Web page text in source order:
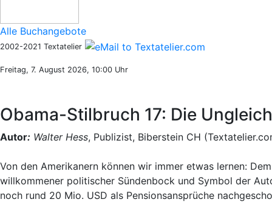
Alle Buchangebote
2002-2021 Textatelier
Freitag, 7. August 2026, 10:00 Uhr
Obama-Stilbruch 17: Die
Autor: Walter Hess, Publizist, Biberstein CH
Von den Amerikanern können wir immer etwas lernen:
willkommener politischer Sündenbock und Symbol der
noch rund 20 Mio. USD als Pensionsansprüche